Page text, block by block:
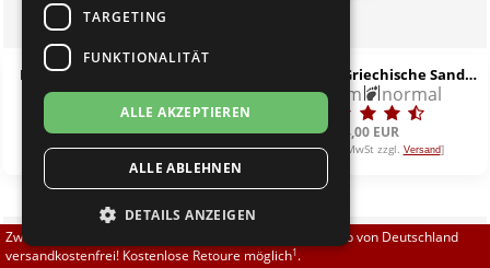
Flexerinas
Rummos
Rumpf
TopTanz
Rumpf 1533 LA Sneaker weiss
normal
85,00 EUR
[inkl. 19% MwSt zzgl.Versand]
Rumpf 1313 Griechische Sandale
2,0 cm normal
74,00 EUR
[inkl. 19% MwSt zzgl. Versand]
Zwischen 70,00 EUR und 800,00 EUR liefern wir innerhalb von Deutschland
versandkostenfrei! Kostenlose Retoure möglich1.
TARGETING
FUNKTIONALITÄT
ALLE AKZEPTIEREN
ALLE ABLEHNEN
DETAILS ANZEIGEN